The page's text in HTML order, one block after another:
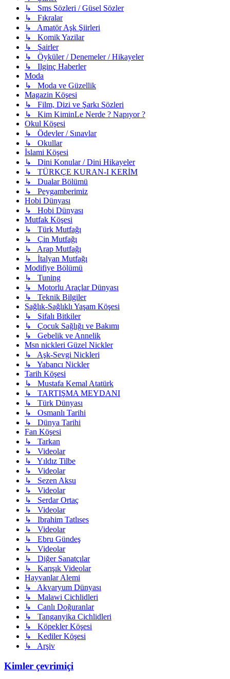
↳ Sms Sözleri / Güsel Sözler
↳ Fıkralar
↳ Amatör Aşk Şiirleri
↳ Komik Yazilar
↳ Şairler
↳ Öyküler / Denemeler / Hikayeler
↳ Ilginç Haberler
Moda
↳ Moda ve Güzellik
Magazin Köşesi
↳ Film, Dizi ve Şarkı Sözleri
↳ Kim KiminLe Nerde ? Napıyor ?
Okul Köşesi
↳ Ödevler / Sınavlar
↳ Okullar
İslami Köşesi
↳ Dini Konular / Dini Hikayeler
↳ TÜRKÇE KURAN-I KERİM
↳ Dualar Bölümü
↳ Peygamberimiz
Hobi Dünyası
↳ Hobi Dünyası
Mutfak Köşesi
↳ Türk Mutfağı
↳ Çin Mutfağı
↳ Arap Mutfağı
↳ İtalyan Mutfağı
Modifiye Bölümü
↳ Tuning
↳ Motorlu Araçlar Dünyası
↳ Teknik Bilgiler
Sağlık-Sağlıklı Yaşam Köşesi
↳ Şifalı Bitkiler
↳ Çocuk Sağlığı ve Bakımı
↳ Gebelik ve Annelik
Msn nickleri Güzel Nickler
↳ Aşk-Sevgi Nickleri
↳ Yabancı Nickler
Tarih Köşesi
↳ Mustafa Kemal Atatürk
↳ TARTIŞMA MEYDANI
↳ Türk Dünyası
↳ Osmanlı Tarihi
↳ Dünya Tarihi
Fan Köşesi
↳ Tarkan
↳ Videolar
↳ Yıldız Tilbe
↳ Videolar
↳ Sezen Aksu
↳ Videolar
↳ Serdar Ortaç
↳ Videolar
↳ Ibrahim Tatlıses
↳ Videolar
↳ Ebru Gündeş
↳ Videolar
↳ Diğer Sanatçılar
↳ Karışık Videolar
Hayvanlar Alemi
↳ Akvaryum Dünyası
↳ Malawi Cichlidleri
↳ Canlı Doğuranlar
↳ Tanganyika Cichlidleri
↳ Köpekler Köşesi
↳ Kediler Köşesi
↳ Arşiv
Kimler çevrimiçi